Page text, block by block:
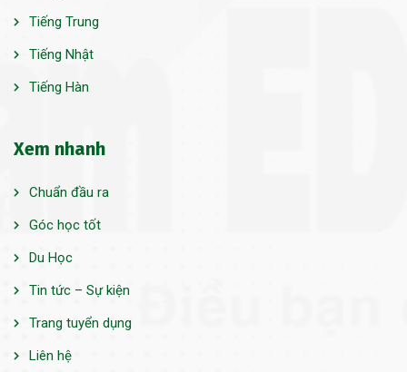
Tiếng Trung
Tiếng Nhật
Tiếng Hàn
Xem nhanh
Chuẩn đầu ra
Góc học tốt
Du Học
Tin tức – Sự kiện
Trang tuyển dụng
Liên hệ